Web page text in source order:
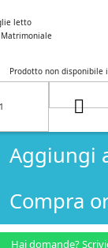
letto
Matrimoniale
Prodotto non disponibile
Aggiungi
Compra
Hai domande?